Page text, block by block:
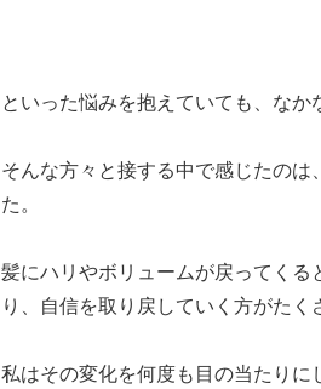
といった悩みを抱えていても、な
そんな方々と接する中で感じたの
た。
髪にハリやボリュームが戻ってく
り、自信を取り戻していく方がたく
私はその変化を何度も目の当たりに